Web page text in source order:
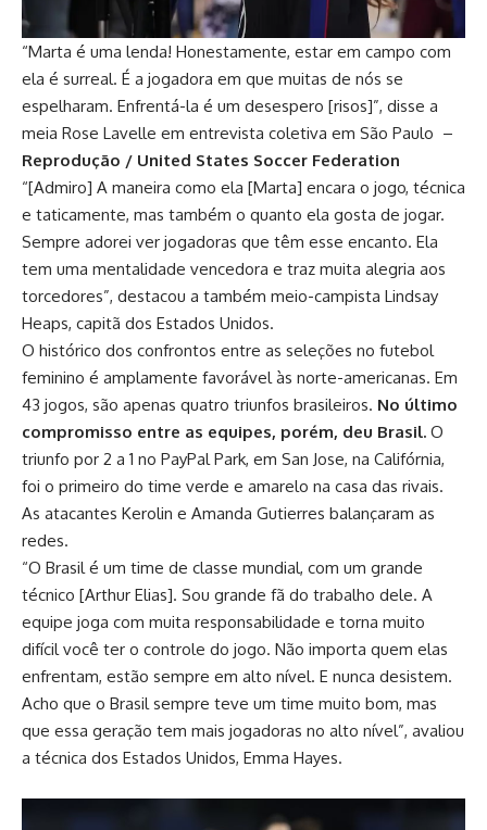
“Marta é uma lenda! Honestamente, estar em campo com
ela é surreal. É a jogadora em que muitas de nós se
espelharam. Enfrentá-la é um desespero [risos]”, disse a
meia Rose Lavelle em entrevista coletiva em São Paulo –
Reprodução / United States Soccer Federation
“[Admiro] A maneira como ela [Marta] encara o jogo, técnica
e taticamente, mas também o quanto ela gosta de jogar.
Sempre adorei ver jogadoras que têm esse encanto. Ela
tem uma mentalidade vencedora e traz muita alegria aos
torcedores”, destacou a também meio-campista Lindsay
Heaps, capitã dos Estados Unidos.
O histórico dos confrontos entre as seleções no futebol
feminino é amplamente favorável às norte-americanas. Em
43 jogos, são apenas quatro triunfos brasileiros. No último
compromisso entre as equipes, porém, deu Brasil. O
triunfo por 2 a 1 no PayPal Park, em San Jose, na Califórnia,
foi o primeiro do time verde e amarelo na casa das rivais.
As atacantes Kerolin e Amanda Gutierres balançaram as
redes.
“O Brasil é um time de classe mundial, com um grande
técnico [Arthur Elias]. Sou grande fã do trabalho dele. A
equipe joga com muita responsabilidade e torna muito
difícil você ter o controle do jogo. Não importa quem elas
enfrentam, estão sempre em alto nível. E nunca desistem.
Acho que o Brasil sempre teve um time muito bom, mas
que essa geração tem mais jogadoras no alto nível”, avaliou
a técnica dos Estados Unidos, Emma Hayes.